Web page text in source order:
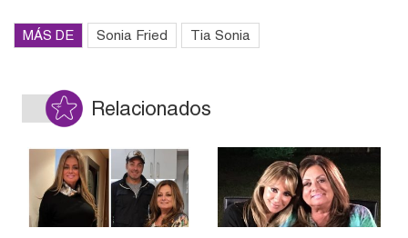
MÁS DE Sonia Fried Tia Sonia
Relacionados